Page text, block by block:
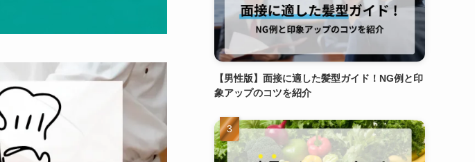
【男性版】面接に適した髪型ガイド！NG例と印
象アップのコツを紹介